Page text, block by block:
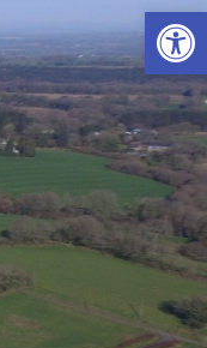
Ouvrir la barre d’outils